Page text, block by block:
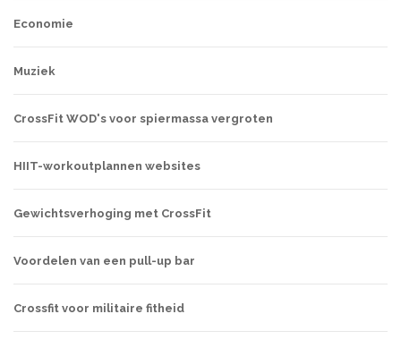
Economie
Muziek
CrossFit WOD's voor spiermassa vergroten
HIIT-workoutplannen websites
Gewichtsverhoging met CrossFit
Voordelen van een pull-up bar
Crossfit voor militaire fitheid